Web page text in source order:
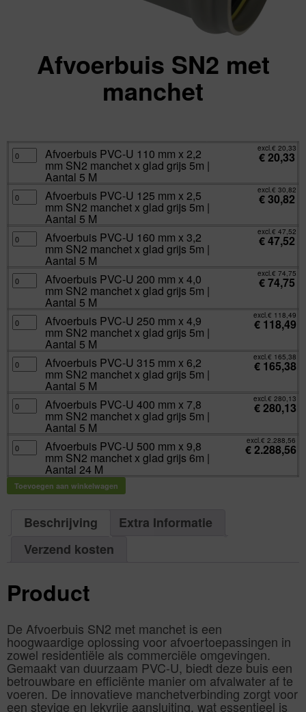
Afvoerbuis SN2 met
manchet
Afvoerbuis
PVC-
U
x
2,2
mm
glad
grijs
5m
5
M
aantal
Afvoerbuis PVC-U 110 mm x 2,2
mm SN2 manchet x glad grijs 5m |
Aantal 5 M
excl.€ 20,33
€20,33
Afvoerbuis
PVC-
U
x
2,5
mm
glad
grijs
5m
5
M
aantal
Afvoerbuis PVC-U 125 mm x 2,5
mm SN2 manchet x glad grijs 5m |
Aantal 5 M
excl.€ 30,82
€30,82
Afvoerbuis
PVC-
U
x
3,2
mm
glad
grijs
5m
5
M
aantal
Afvoerbuis PVC-U 160 mm x 3,2
mm SN2 manchet x glad grijs 5m |
Aantal 5 M
excl.€ 47,52
€47,52
Afvoerbuis
PVC-
U
x
4,0
mm
glad
grijs
5m
5
M
aantal
Afvoerbuis PVC-U 200 mm x 4,0
mm SN2 manchet x glad grijs 5m |
Aantal 5 M
excl.€ 74,75
€74,75
Afvoerbuis
PVC-
U
x
4,9
mm
glad
grijs
5m
5
M
aantal
Afvoerbuis PVC-U 250 mm x 4,9
mm SN2 manchet x glad grijs 5m |
Aantal 5 M
excl.€ 118,49
€ 118,49
Afvoerbuis
PVC-
U
x
6,2
mm
glad
grijs
5m
5
M
aantal
Afvoerbuis PVC-U 315 mm x 6,2
mm SN2 manchet x glad grijs 5m |
Aantal 5 M
excl.€ 165,38
€ 165,38
Afvoerbuis
PVC-
U
x
7,8
mm
x
glad
grijs
Afvoerbuis PVC-U 400 mm x 7,8
mm SN2 manchet x glad grijs 5m |
Aantal 5 M
excl.€ 280,13
€280,13
Afvoerbuis
PVC-
U
x
9,8
mm
glad
Aantal
Afvoerbuis PVC-U 500 mm x 9,8
mm SN2 manchet x glad grijs 6m |
Aantal 24 M
excl.€ 2.288,56
€2.288,56
Toevoegen aan winkelwagen
Beschrijving
Extra Informatie
Verzend kosten
Product
De Afvoerbuis SN2 met manchet is een
hoogwaardige oplossing voor afvoertoepassingen in
zowel residentiële als commerciële omgevingen.
Gemaakt van duurzaam PVC-U, biedt deze buis een
betrouwbare en efficiënte manier om afvalwater af te
voeren. De innovatieve manchetverbinding zorgt voor
een stevige en lekvrije aansluiting, wat essentieel is